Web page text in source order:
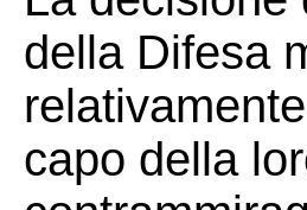
della Difesa
capo della